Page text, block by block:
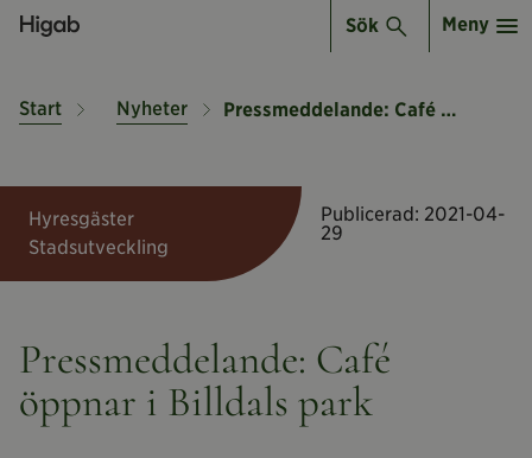
Sök Meny
Start Nyheter Pressmeddelande: Café öppnar i Billdals park
Hyresgäster
Stadsutveckling
Publicerad: 2021-04-
29
Pressmeddelande: Café
öppnar i Billdals park